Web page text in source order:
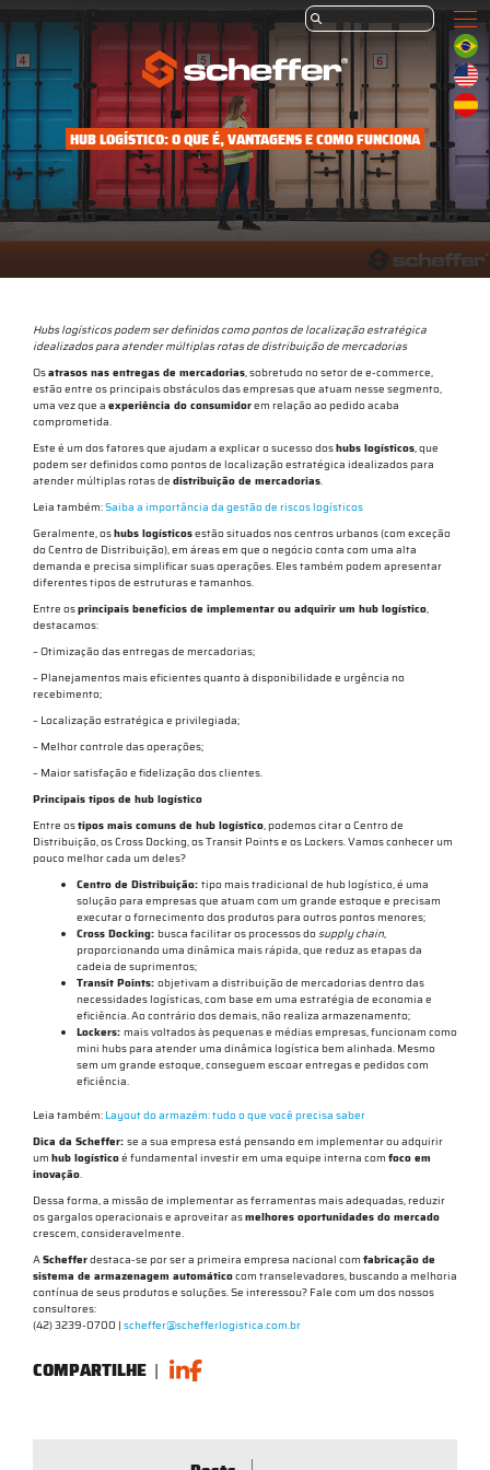
HUB LOGÍSTICO: O QUE É, VANTAGENS E COMO FUNCIONA
Hubs logísticos podem ser definidos como pontos de localização estratégica
idealizados para atender múltiplas rotas de distribuição de mercadorias
Osatrasos nas entregas de mercadorias, sobretudo no setor de e-commerce,
estão entre os principais obstáculos das empresas que atuam nesse segmento,
uma vez que a experiência do consumidorem relação ao pedido acaba
comprometida.
Este é um dos fatores que ajudam a explicar o sucesso doshubs logísticos, que
podem ser definidos como pontos de localização estratégica idealizados para
atender múltiplas rotas de distribuição de mercadorias.
Leia também:Saiba a importância da gestão de riscos logísticos
Geralmente, oshubs logísticosestão situados nos centros urbanos (com exceção
do Centro de Distribuição), em áreas em que o negócio conta com uma alta
demanda e precisa simplificar suas operações. Eles também podem apresentar
diferentes tipos de estruturas e tamanhos.
Entre osprincipais benefícios de implementar ou adquirir um hub logístico,
destacamos:
– Otimização das entregas de mercadorias;
– Planejamentos mais eficientes quanto à disponibilidade e urgência no
recebimento;
– Localização estratégica e privilegiada;
– Melhor controle das operações;
– Maior satisfação e fidelização dos clientes.
Principais tipos de hub logístico
Entre ostipos mais comuns de hub logístico, podemos citar o Centro de
Distribuição, os Cross Docking, os Transit Points e os Lockers. Vamos conhecer um
pouco melhor cada um deles?
Centro de Distribuição: tipo mais tradicional de hub logístico, é uma
solução para empresas que atuam com um grande estoque e precisam
executar o fornecimento dos produtos para outros pontos menores;
Cross Docking: busca facilitar os processos dosupply chain,
proporcionando uma dinâmica mais rápida, que reduz as etapas da
cadeia de suprimentos;
Transit Points: objetivam a distribuição de mercadorias dentro das
necessidades logísticas, com base em uma estratégia de economia e
eficiência. Ao contrário dos demais, não realiza armazenamento;
Lockers: mais voltados às pequenas e médias empresas, funcionam como
mini hubs para atender uma dinâmica logística bem alinhada. Mesmo
sem um grande estoque, conseguem escoar entregas e pedidos com
eficiência.
Leia também: Layout do armazém: tudo o que você precisa saber
Dica da Scheffer: se a sua empresa está pensando em implementar ou adquirir
um hub logísticoé fundamental investir em uma equipe interna com foco em
inovação.
Dessa forma, a missão de implementar as ferramentas mais adequadas, reduzir
os gargalos operacionais e aproveitar asmelhores oportunidades do mercado
crescem, consideravelmente.
ASchefferdestaca-se por ser a primeira empresa nacional com fabricação de
sistema de armazenagem automáticocom transelevadores, buscando a melhoria
contínua de seus produtos e soluções. Se interessou? Fale com um dos nossos
consultores:
(42) 3239-0700 | scheffer@schefferlogistica.com.br
COMPARTILHE |